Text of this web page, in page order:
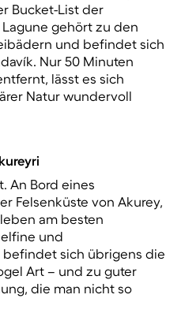
Bucket-List der
Lagune gehört zu den
und befindet sich
Nur 50 Minuten
lässt es sich
Natur wundervoll
An Bord eines
Felsenküste von Akurey,
am besten
und
befindet sich übrigens die
Art – und zu guter
die man nicht so